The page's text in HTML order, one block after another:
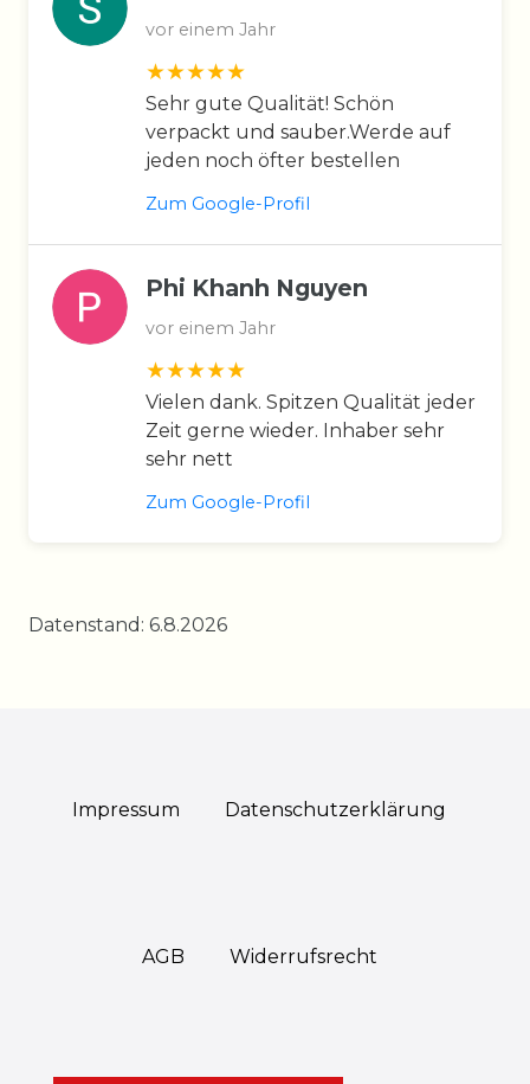
vor einem Jahr
Sehr gute Qualität! Schön
verpackt und sauber.Werde auf
jeden noch öfter bestellen
Zum Google-Profil
Phi Khanh Nguyen
vor einem Jahr
Vielen dank. Spitzen Qualität jeder
Zeit gerne wieder. Inhaber sehr
sehr nett
Zum Google-Profil
Datenstand: 6.8.2026
Impressum Daten­schutz­erklärung
AGB Widerrufs­recht